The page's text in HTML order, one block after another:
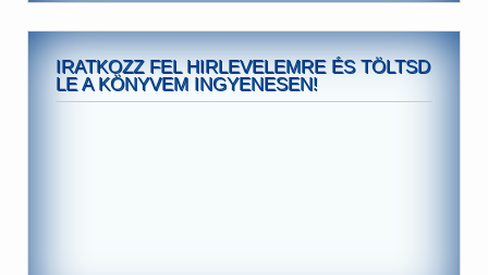
IRATKOZZ FEL HIRLEVELEMRE ÉS TÖLTSD
LE A KÖNYVEM INGYENESEN!